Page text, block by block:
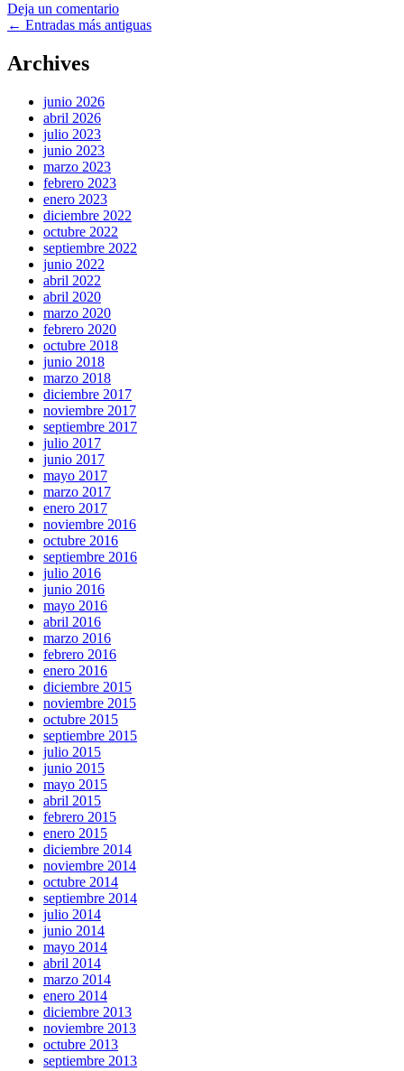
Deja un comentario
Ir
a
las
entradas
← Entradas más antiguas
Archives
junio 2026
abril 2026
julio 2023
junio 2023
marzo 2023
febrero 2023
enero 2023
diciembre 2022
octubre 2022
septiembre 2022
junio 2022
abril 2022
abril 2020
marzo 2020
febrero 2020
octubre 2018
junio 2018
marzo 2018
diciembre 2017
noviembre 2017
septiembre 2017
julio 2017
junio 2017
mayo 2017
marzo 2017
enero 2017
noviembre 2016
octubre 2016
septiembre 2016
julio 2016
junio 2016
mayo 2016
abril 2016
marzo 2016
febrero 2016
enero 2016
diciembre 2015
noviembre 2015
octubre 2015
septiembre 2015
julio 2015
junio 2015
mayo 2015
abril 2015
febrero 2015
enero 2015
diciembre 2014
noviembre 2014
octubre 2014
septiembre 2014
julio 2014
junio 2014
mayo 2014
abril 2014
marzo 2014
enero 2014
diciembre 2013
noviembre 2013
octubre 2013
septiembre 2013